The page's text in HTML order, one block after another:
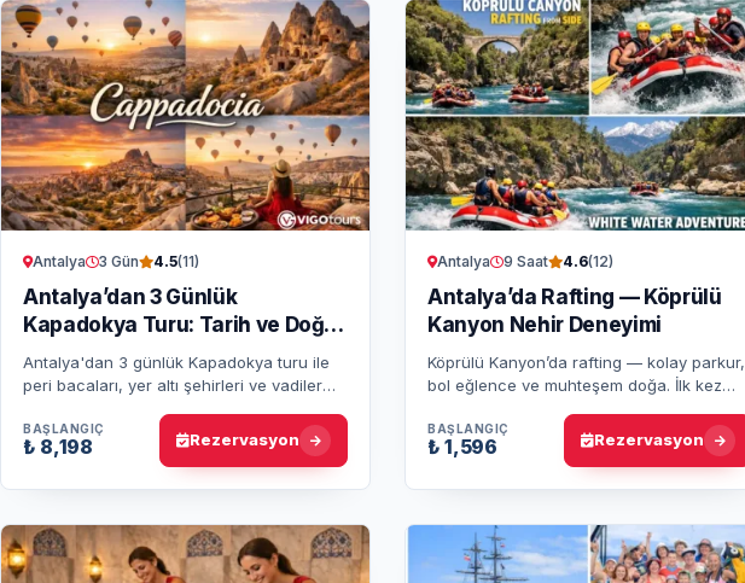
Antalya 3 Gün 4.5(11)
Antalya’dan 3 Günlük
Kapadokya Turu: Tarih ve Doğa
Yolculuğu
Antalya'dan 3 günlük Kapadokya turu ile
peri bacaları, yer altı şehirleri ve vadiler
rezervasyon yapın!
BAŞLANGIÇ
₺ 8,198 Rezervasyon
Antalya 9 Saat 4.6(12)
Antalya’da Rafting — Köprülü
Kanyon Nehir Deneyimi
Köprülü Kanyon’da rafting — kolay parkur,
bol eğlence ve muhteşem doğa. İlk kez
sevenler için ideal. Profesyone…
BAŞLANGIÇ
₺ 1,596 Rezervasyon